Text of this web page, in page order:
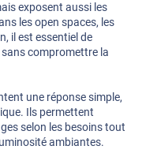
exposent aussi les
les open spaces, les
il est essentiel de
compromettre la
une réponse simple,
Ils permettent
selon les besoins tout
ambiantes.